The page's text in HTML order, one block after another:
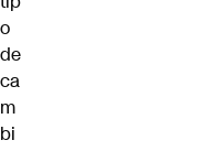
o
de
ca
m
bi